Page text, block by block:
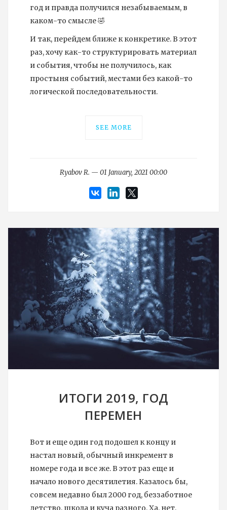
год и правда получился незабываемым, в
каком-то смысле 🤣
И так, перейдем ближе к конкретике. В этот
раз, хочу как-то структурировать материал
и события, чтобы не получилось, как
простыня событий, местами без какой-то
логической последовательности.
SEE MORE
Ryabov R. — 01 January, 2021 00:00
ИТОГИ 2019, ГОД
ПЕРЕМЕН
Вот и еще один год подошел к концу и
настал новый, обычный инкремент в
номере года и все же. В этот раз еще и
начало нового десятилетия. Казалось бы,
совсем недавно был 2000 год, беззаботное
детство, школа и куча разного. Ха, нет,